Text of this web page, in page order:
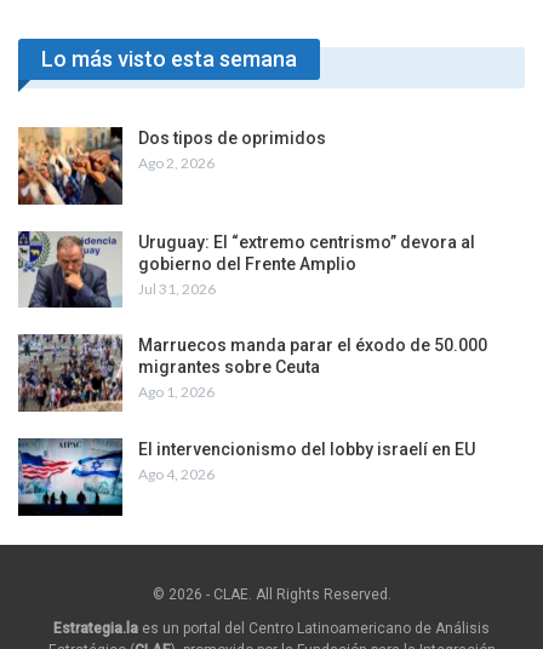
Lo más visto esta semana
Dos tipos de oprimidos
Ago 2, 2026
Uruguay: El “extremo centrismo” devora al
gobierno del Frente Amplio
Jul 31, 2026
Marruecos manda parar el éxodo de 50.000
migrantes sobre Ceuta
Ago 1, 2026
El intervencionismo del lobby israelí en EU
Ago 4, 2026
© 2026 - CLAE. All Rights Reserved.
Estrategia.la es un portal del Centro Latinoamericano de Análisis